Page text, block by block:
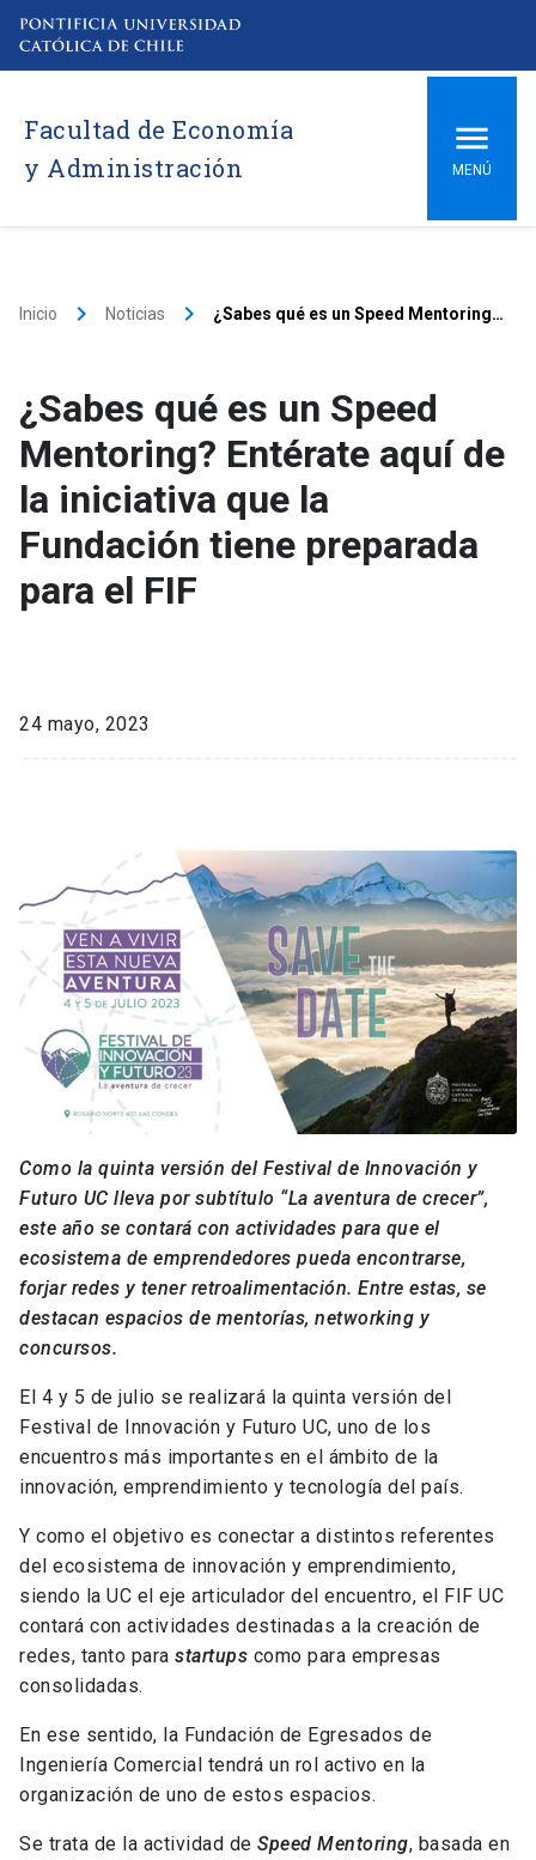
Facultad de Economía
y Administración
MENÚ
Inicio keyboard_arrow_right Noticias keyboard_arrow_right ¿Sabes qué es un Speed Mentoring? Entérate aquí de la iniciativa que la Fundación tiene preparada para el FIF
¿Sabes qué es un Speed
Mentoring? Entérate aquí de
la iniciativa que la
Fundación tiene preparada
para el FIF
24 mayo, 2023
Como la quinta versión del Festival de Innovación y
Futuro UC lleva por subtítulo “La aventura de crecer”,
este año se contará con actividades para que el
ecosistema de emprendedores pueda encontrarse,
forjar redes y tener retroalimentación. Entre estas, se
destacan espacios de mentorías, networking y
concursos.
El 4 y 5 de julio se realizará la quinta versión del
Festival de Innovación y Futuro UC, uno de los
encuentros más importantes en el ámbito de la
innovación, emprendimiento y tecnología del país.
Y como el objetivo es conectar a distintos referentes
del ecosistema de innovación y emprendimiento,
siendo la UC el eje articulador del encuentro, el FIF UC
contará con actividades destinadas a la creación de
redes, tanto para startups como para empresas
consolidadas.
En ese sentido, la Fundación de Egresados de
Ingeniería Comercial tendrá un rol activo en la
organización de uno de estos espacios.
Se trata de la actividad de Speed Mentoring, basada en